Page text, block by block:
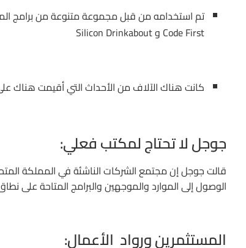
Code First و Silicon Drinkabout
كانت هناك الآلاف من الأحداث التي أقيمت هناك
جوجل لا تحتاج لمكتب فعلي:
قالت جوجل إن مجتمع الشركات الناشئة في المملكة
الوصول إلى الموارد والموجهين والبرامج المتاحة على
المستثمرين ورواد الأعمال: